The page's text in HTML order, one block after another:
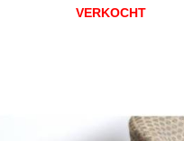
VERKOCHT